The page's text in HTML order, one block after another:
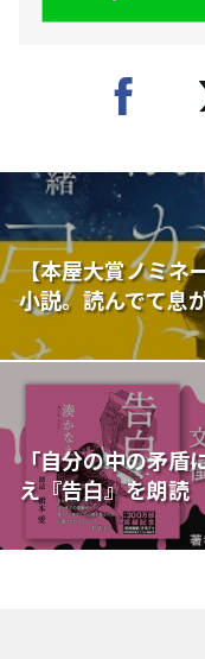
【本屋大賞ノミネ
小説。読んでて息
「自分の中の矛盾
え『告白』を朗読